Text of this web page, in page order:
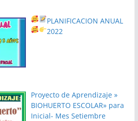
PLANIFICACION ANUAL
2022
Proyecto de Aprendizaje »
BIOHUERTO ESCOLAR» para
Inicial- Mes Setiembre